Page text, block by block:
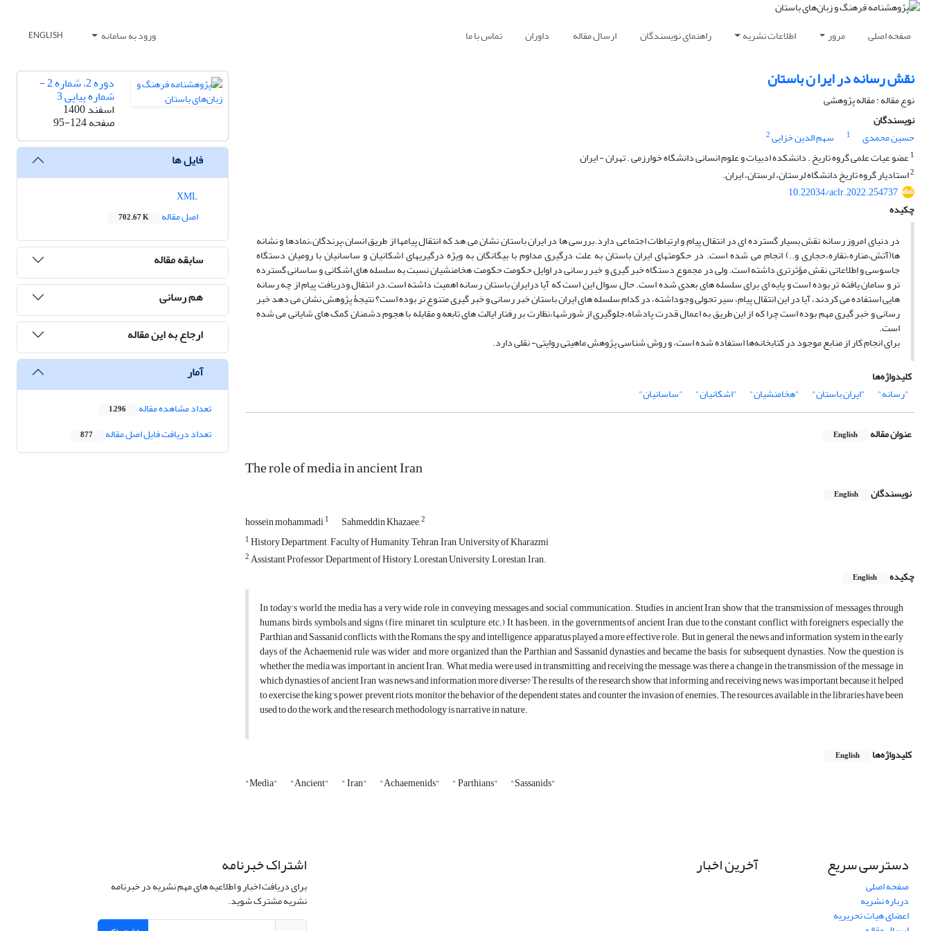
صفحه اصلی مرور اطلاعات نشریه راهنمای نویسندگان ارسال مقاله داوران تماس با ما ورود به سامانه ENGLISH
نقش رسانه در ایرا ن باستان
نوع مقاله : مقاله پژوهشی
نویسندگان
حسین محمدی
1 سهم الدین خزایی2
1عضو عیات علمی گروه تاریخ . دانشکده ادبیات و علوم انسانی دانشگاه خوارزمی . تهران - ایران
2استادیار گروه تاریخ دانشگاه لرستان، لرستان، ایران.
10.22034/aclr.2022.254737
چکیده
در دنیای امروز رسانه نقش بسیار گسترده ای در انتقال پیام و ارتباطات اجتماعی دارد.بررسی ها در ایران باستان نشان می هد که انتقال پیامها از طریق انسان،پرندگان،نمادها و نشانه
ها(آتش،مناره،نقاره،حجاری و..) انجام می شده است. در حکومتهای ایران باستان به علت درگیری مداوم با بیگانگان به ویژه درگیریهای اشکانیان و ساسانیان با رومیان دستگاه
جاسوسی و اطلاعاتی نقش مؤثرتری داشته است. ولی در مجموع دستگاه خبر گیری و خبر رسانی در اوایل حکومت حکومت هخامنشیان نسبت به سلسله های اشکانی و ساسانی گسترده
تر و سامان یافته تر بوده است و پایه ای برای سلسله های بعدی شده است. حال سوال این است که آیا درایران باستان رسانه اهمیت داشته است.در انتقال ودریافت پیام از چه رسانه
هایی استفاده می کردند، آیا در این انتقال پیام، سیر تحولی وجوداشته، در کدام سلسله های ایران باستان خبر رسانی و خبر گیری متنوع تر بوده است؟ نتیجۀ پژوهش نشان می دهد خبر
رسانی و خبر گیری مهم بوده است چرا که از این طریق به اعمال قدرت پادشاه،جلوگیری از شورشها،نظارت بر رفتار ایالت های تابعه و مقابله با هجوم دشمنان کمک های شایانی می شده
است.
برای انجام کار از منابع موجود در کتابخانه‌ها استفاده شده است، و روش شناسی پژوهش ماهیتی روایتی- نقلی دارد.
کلیدواژه‌ها
"رسانه"
"ایران باستان" "هخامنشیان" "اشکانیان" "ساسانیان"
عنوان مقاله English
The role of media in ancient Iran
نویسندگان English
hossein mohammadi1 Sahmeddin Khazaee,2
1History Department , Faculty of Humanity, Tehran, Iran, University of Kharazmi
2Assistant Professor, Department of History, Lorestan University, Lorestan, Iran.
چکیده
English
In today's world, the media has a very wide role in conveying messages and social communication. Studies in ancient Iran show that the transmission of messages through
humans, birds, symbols and signs (fire, minaret, tin, sculpture, etc.) It has been. in the governments of ancient Iran, due to the constant conflict with foreigners, especially the
Parthian and Sassanid conflicts with the Romans, the spy and intelligence apparatus played a more effective role. But in general, the news and information system in the early
days of the Achaemenid rule was wider and more organized than the Parthian and Sassanid dynasties and became the basis for subsequent dynasties. Now the question is
whether the media was important in ancient Iran. What media were used in transmitting and receiving the message, was there a change in the transmission of the message, in
which dynasties of ancient Iran was news and information more diverse? The results of the research show that informing and receiving news was important because it helped
to exercise the king's power, prevent riots, monitor the behavior of the dependent states and counter the invasion of enemies. The resources available in the libraries have been
used to do the work, and the research methodology is narrative in nature.
کلیدواژه‌ها English
"Media" "Ancient" " Iran" "Achaemenids" " Parthians" "Sassanids"
دوره 2، شماره 2 -
شماره پیاپی 3
اسفند 1400
صفحه95-124
فایل ها
اصل مقاله
702.67 K
سابقه مقاله
هم رسانی
ارجاع به این مقاله
آمار
تعداد مشاهده مقاله 1,296
تعداد دریافت فایل اصل مقاله 877
دسترسی سریع
صفحه اصلی
درباره نشریه
اعضای هیات تحریریه
آخرین اخبار اشتراک خبرنامه
برای دریافت اخبار و اطلاعیه های مهم نشریه در خبرنامه
نشریه مشترک شوید.